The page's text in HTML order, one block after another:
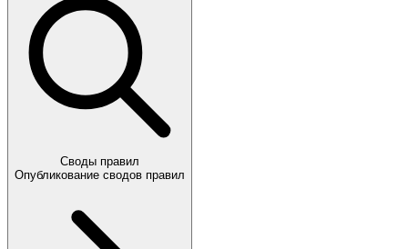
Своды правил
Опубликование сводов правил